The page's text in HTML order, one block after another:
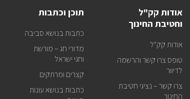
אודות קק"ל
וחטיבת החינוך
אודות קק"ל
טופס צרו קשר והרשמה
לדיוור
צרו קשר – נציגי חטיבת
החינוך
תוכן וכתבות
כתבות בנושא סביבה
מדורי חג – מורשת
וחגי ישראל
קצרים ומרתקים
כתבות בנושא עונות